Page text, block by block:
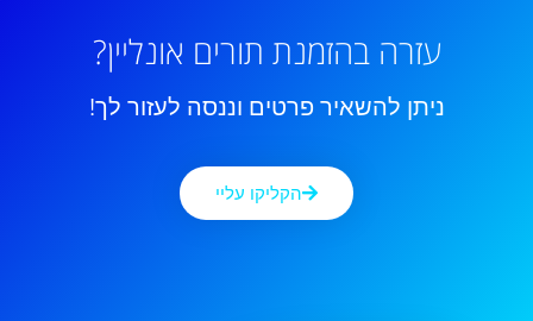
עזרה בהזמנת תורים אונליין?
ניתן להשאיר פרטים וננסה לעזור לך!
הקליקו עליי